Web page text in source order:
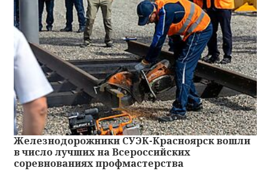
Железнодорожники СУЭК-Красноярск вошли
в число лучших на Всероссийских
соревнованиях профмастерства